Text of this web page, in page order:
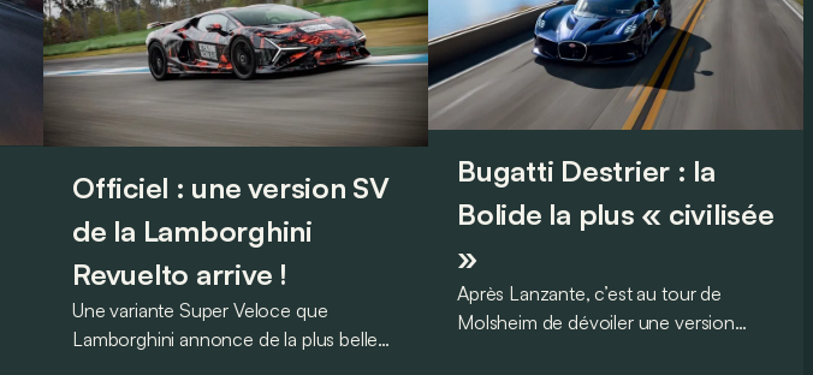
Officiel : une version SV
de la Lamborghini
Revuelto arrive !
Une variante Super Veloce que
Lamborghini annonce de la plus belle
Bugatti Destrier : la
Bolide la plus « civilisée
»
Après Lanzante, c’est au tour de
Molsheim de dévoiler une version